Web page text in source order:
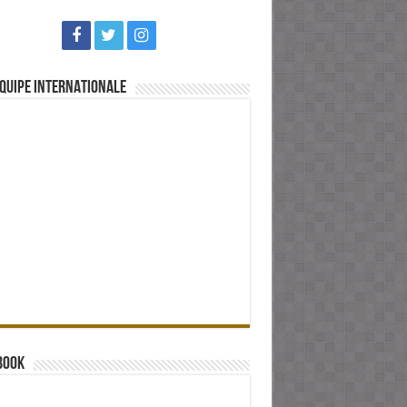
INTERNATIONALE